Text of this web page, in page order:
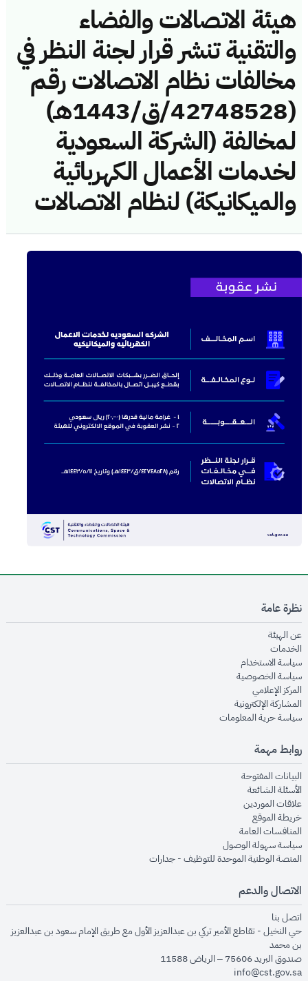
هيئة الاتصالات والفضاء
والتقنية تنشر قرار لجنة النظر في
مخالفات نظام الاتصالات رقم
(42748528/ق/1443هـ)
لمخالفة (الشركة السعودية
لخدمات الأعمال الكهربائية
والميكانيكة) لنظام الاتصالات
نظرة عامة
عن الهيئةopens in new window
الخدماتopens in new window
سياسة الاستخدام
سياسة الخصوصيةopens in new window
المركز الإعلاميopens in new window
المشاركة الإلكترونيةopens in new window
سياسة حرية المعلوماتopens in new window
روابط مهمة
البيانات المفتوحةopens in new window
الأسئلة الشائعةopens in new window
علاقات الموردينopens in new window
خريطة الموقعopens in new window
المنافسات العامةopens in new window
سياسة سهولة الوصولopens in new window
المنصة الوطنية الموحدة للتوظيف - جداراتopens in new window
الاتصال والدعم
اتصل بنا
حي النخيل - تقاطع الأمير تركي بن عبدالعزيز الأول مع طريق الإمام سعود بن عبدالعزيز
بن محمد
صندوق البريد 75606 – الرياض 11588
info@cst.gov.sa